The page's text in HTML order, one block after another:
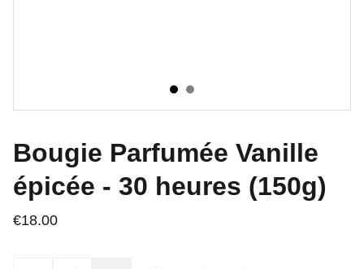
Bougie Parfumée Vanille
épicée - 30 heures (150g)
€18.00